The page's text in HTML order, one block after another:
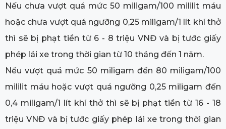
Nếu chưa vượt quá mức 50 miligam/100 mililit máu
hoặc chưa vượt quá ngưỡng 0,25 miligam/1 lít khí thở
thì sẽ bị phạt tiền từ 6 - 8 triệu VNĐ và bị tước giấy
phép lái xe trong thời gian từ 10 tháng đến 1 năm.
Nếu vượt quá mức 50 miligam đến 80 miligam/100
mililit máu hoặc vượt quá ngưỡng 0,25 miligam đến
0,4 miligam/1 lít khí thở thì sẽ bị phạt tiền từ 16 - 18
triệu VNĐ và bị tước giấy phép lái xe trong thời gian